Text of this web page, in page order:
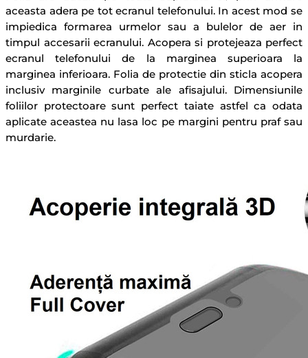
aceasta adera pe tot ecranul telefonului. In acest mod se
impiedica formarea urmelor sau a bulelor de aer in
timpul accesarii ecranului. Acopera si protejeaza perfect
ecranul telefonului de la marginea superioara la
marginea inferioara. Folia de protectie din sticla acopera
inclusiv marginile curbate ale afisajului. Dimensiunile
foliilor protectoare sunt perfect taiate astfel ca odata
aplicate aceastea nu lasa loc pe margini pentru praf sau
murdarie.